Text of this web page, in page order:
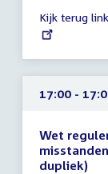
16:30
uur
Kijk terug
17:00 -
Wet
dupliek)